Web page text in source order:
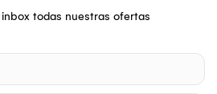
todas nuestras ofertas